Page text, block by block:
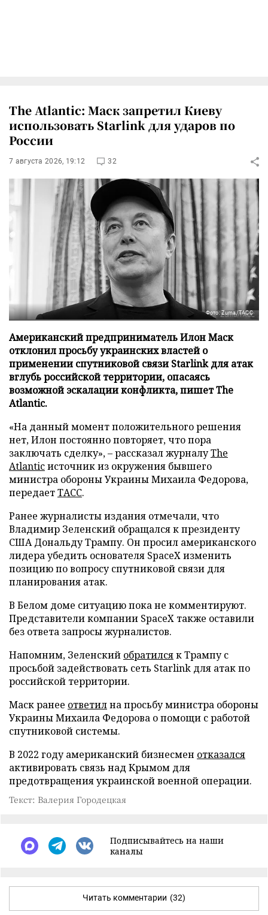
The Atlantic: Маск запретил Киеву
использовать Starlink для ударов по
России
7 августа 2026, 19:12 32
Фото: Zuma/ТАСС
Американский предприниматель Илон Маск
отклонил просьбу украинских властей о
применении спутниковой связи Starlink для атак
вглубь российской территории, опасаясь
возможной эскалации конфликта, пишет The
Atlantic.
«На данный момент положительного решения
нет, Илон постоянно повторяет, что пора
заключать сделку», – рассказал журналуThe
Atlanticисточник из окружения бывшего
министра обороны Украины Михаила Федорова,
передаетТАСС.
Ранее журналисты издания отмечали, что
Владимир Зеленский обращался к президенту
США Дональду Трампу. Он просил американского
лидера убедить основателя SpaceX изменить
позицию по вопросу спутниковой связи для
планирования атак.
В Белом доме ситуацию пока не комментируют.
Представители компании SpaceX также оставили
без ответа запросы журналистов.
Напомним, Зеленский обратилсяк Трампу с
просьбой задействовать сеть Starlink для атак по
российской территории.
Маск ранее ответилна просьбу министра обороны
Украины Михаила Федорова о помощи с работой
спутниковой системы.
В 2022 году американский бизнесмен отказался
активировать связь над Крымом для
предотвращения украинской военной операции.
Текст: Валерия Городецкая
Подписывайтесь на наши
каналы
Читать комментарии (32)